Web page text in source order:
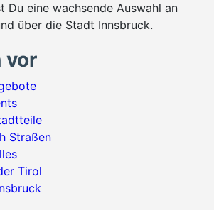
Du eine wachsende Auswahl an
über die Stadt Innsbruck.
vor
Straßen
Tirol